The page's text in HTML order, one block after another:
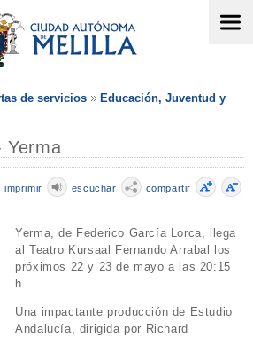
de servicios
Educación, Juventud y
Yerma
compartir
escuchar
imprimir
Yerma, de Federico García Lorca, llega
al Teatro Kursaal Fernando Arrabal los
próximos 22 y 23 de mayo a las 20:15
h.
Una impactante producción de Estudio
Andalucía, dirigida por Richard